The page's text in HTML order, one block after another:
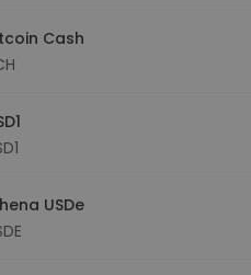
Cash
USDe